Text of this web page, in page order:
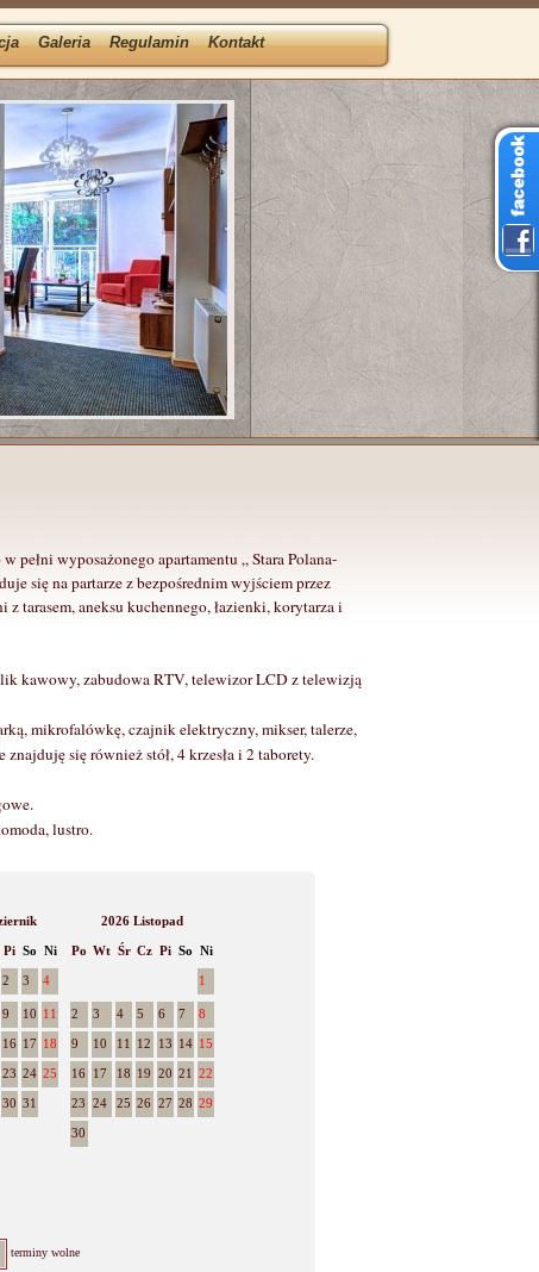
Galeria Regulamin Kontakt
pełni wyposażonego apartamentu „ Stara Polana-
się na partarze z bezpośrednim wyjściem przez
z tarasem, aneksu kuchennego, łazienki, korytarza i
kawowy, zabudowa RTV, telewizor LCD z telewizją
mikrofalówkę, czajnik elektryczny, mikser, talerze,
się również stół, 4 krzesła i 2 taborety.
lustro.
Pi So Ni
2 3 4
9 10 11
16 17 18
23 24 25
30 31
2026 Listopad
Po Wt Śr Cz Pi So Ni
1
2 3 4 5 6 7 8
9 10 11 12 13 14 15
16 17 18 19 20 21 22
23 24 25 26 27 28 29
30
terminy wolne